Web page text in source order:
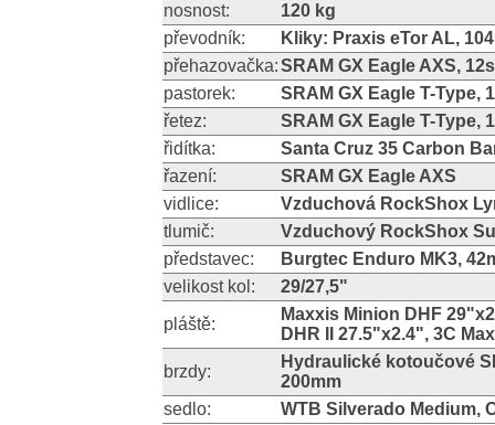
nosnost:
120 kg
převodník:
Kliky: Praxis eTor AL,
přehazovačka:SRAM GX Eagle AXS,
pastorek:
SRAM GX Eagle T-Type,
řetez:
SRAM GX Eagle T-Type,
řidítka:
Santa Cruz 35 Carbon
řazení:
SRAM GX Eagle AXS
vidlice:
Vzduchová RockShox
tlumič:
Vzduchový RockShox
představec:
Burgtec Enduro MK3,
velikost kol:
29/27,5"
pláště:
Maxxis Minion DHF
DHR II 27.5"x2.4", 3C
brzdy:
Hydraulické kotoučové
200mm
sedlo:
WTB Silverado Medium,